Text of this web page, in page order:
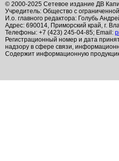
© 2000-2025 Сетевое издание ДВ
Учредитель: Общество с
И.о. главного редактора: Голубь
Адрес: 690014, Приморский край, г.
Телефоны: +7 (423) 245-04-85; Email:
Регистрационный номер и дата
надзору в сфере связи,
Содержит информационную